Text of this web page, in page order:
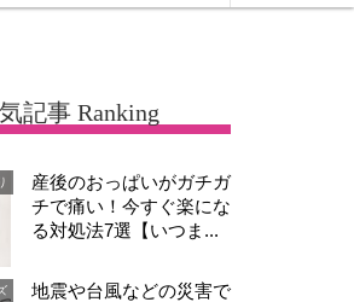
記事 Ranking
産後のおっぱいがガチガ
チで痛い！今すぐ楽にな
る対処法7選【いつま...
地震や台風などの災害で